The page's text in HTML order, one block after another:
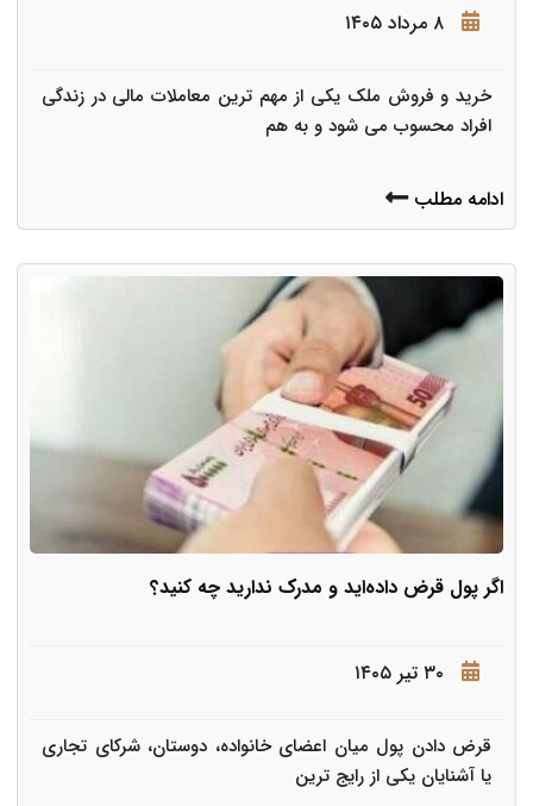
۸ مرداد ۱۴۰۵
خرید و فروش ملک یکی از مهم ترین معاملات مالی در زندگی
افراد محسوب می شود و به هم
ادامه مطلب
اگر پول قرض داده‌اید و مدرک ندارید چه کنید؟
۳۰ تیر ۱۴۰۵
قرض دادن پول میان اعضای خانواده، دوستان، شرکای تجاری
یا آشنایان یکی از رایج ترین